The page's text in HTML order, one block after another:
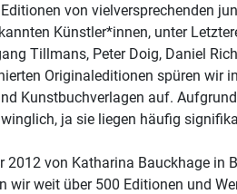
von vielversprechenden
Künstler*innen, unter
Tillmans, Peter Doig, Daniel
Originaleditionen spüren wir in
Kunstbuchverlagen auf.
ja sie liegen häufig
2012 von Katharina Bauckhage in
wir weit über 500 Editionen und